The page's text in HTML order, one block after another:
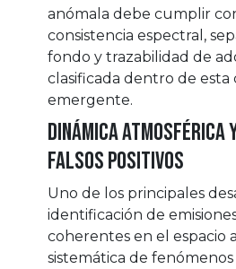
anómala debe cumplir
consistencia espectral,
fondo y trazabilidad de
clasificada dentro de esta
emergente.
Dinámica atmosférica
falsos positivos
Uno de los principales
identificación de
coherentes en el espacio
sistemática de